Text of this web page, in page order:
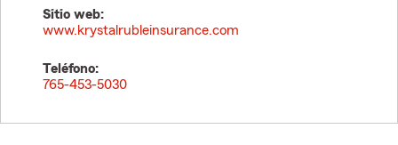
Sitio web:
www.krystalrubleinsurance.com
Teléfono:
765-453-5030